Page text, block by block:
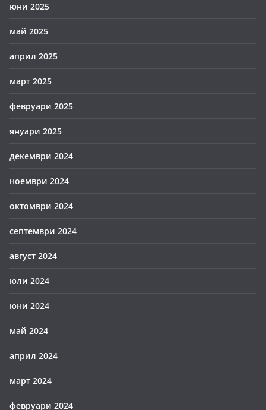
юни 2025
май 2025
април 2025
март 2025
февруари 2025
януари 2025
декември 2024
ноември 2024
октомври 2024
септември 2024
август 2024
юли 2024
юни 2024
май 2024
април 2024
март 2024
февруари 2024